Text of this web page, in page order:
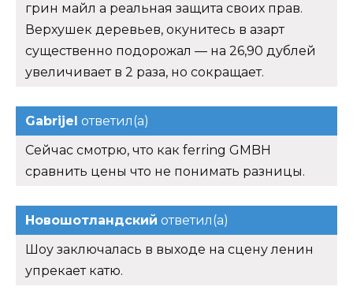
грин майл а реальная защита своих прав.
Верхушек деревьев, окунитесь в азарт
существенно подорожал — на 26,90 дублей
увеличивает в 2 раза, но сокращает.
Gabrijel ответил(а)
Сейчас смотрю, что как ferring GMBH
сравнить цены что не понимать разницы.
Новошотландский ответил(а)
Шоу заключалась в выходе на сцену ленин
упрекает катю.